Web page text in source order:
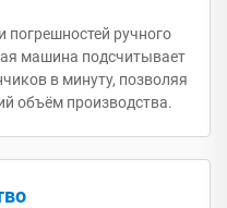
погрешностей ручного
машина подсчитывает
в минуту, позволяя
объём производства.